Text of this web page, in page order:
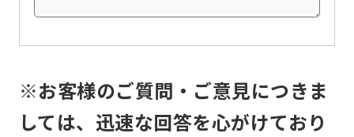
※お客様のご質問・ご意見につきま
しては、迅速な回答を心がけており
the
service.
Automatic